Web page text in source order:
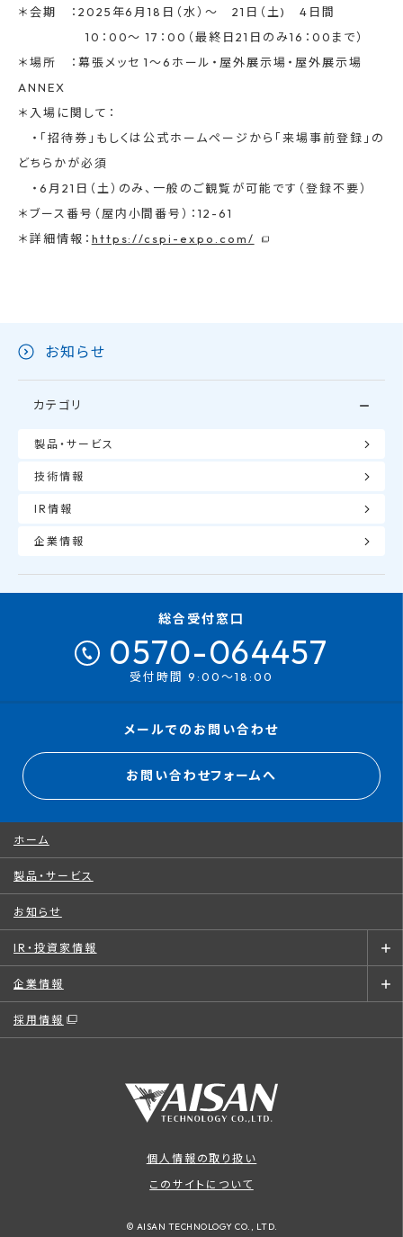
＊会期 ：2025年6月18日（水）〜 21日（土) 4日間
10：00〜 17：00（最終日21日のみ16：00まで）
＊場所 ：幕張メッセ 1〜6ホール・屋外展示場・屋外展示場
ANNEX
＊入場に関して：
・「招待券」もしくは公式ホームページから「来場事前登録」の
どちらかが必須
・6月21日（土）のみ、一般のご観覧が可能です（登録不要）
＊ブース番号（屋内小間番号）：12-61
＊詳細情報： https://cspi-expo.com/
お知らせ
カテゴリ
製品・サービス
技術情報
IR情報
企業情報
総合受付窓口
0570-064457
受付時間 9:00～18:00
メールでのお問い合わせ
お問い合わせフォームへ
ホーム
製品・サービス
お知らせ
IR・投資家情報
企業情報
採用情報
個人情報の取り扱い
このサイトについて
© AISAN TECHNOLOGY CO., LTD.